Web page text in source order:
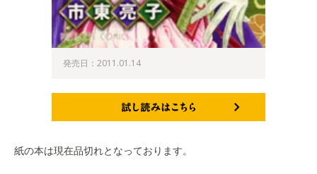
発売日：2011.01.14
紙の本は現在品切れとなっております。